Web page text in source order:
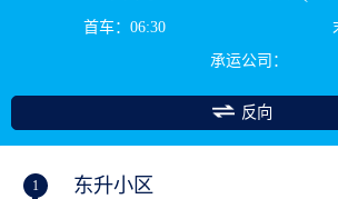
首车：06:30
承运公司：
反向
1 东升小区